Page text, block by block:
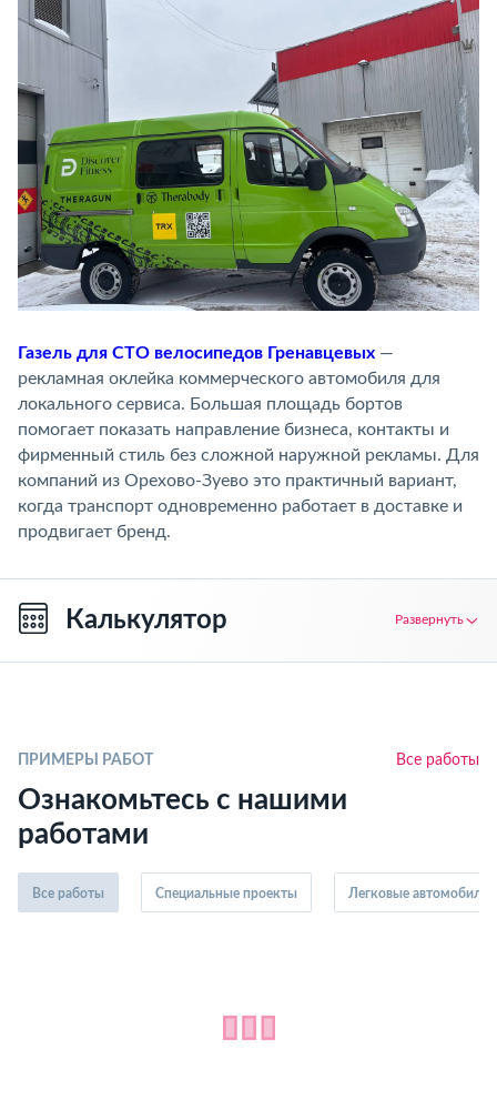
Газель для СТО велосипедов Гренавцевых —
рекламная оклейка коммерческого автомобиля для
локального сервиса. Большая площадь бортов
помогает показать направление бизнеса, контакты и
фирменный стиль без сложной наружной рекламы. Для
компаний из Орехово-Зуево это практичный вариант,
когда транспорт одновременно работает в доставке и
продвигает бренд.
Калькулятор Развернуть
ПРИМЕРЫ РАБОТ Все работы
Ознакомьтесь с нашими
работами
Все работы Специальные проекты Легковые автомобили